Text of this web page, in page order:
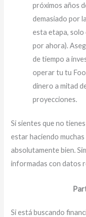
próximos años
demasiado por
esta etapa, solo
por ahora).
de tiempo a
operar tu tu
dinero a mitad
proyecciones.
Si sientes que no
estar haciendo
absolutamente bien.
informadas con datos
Si está buscando